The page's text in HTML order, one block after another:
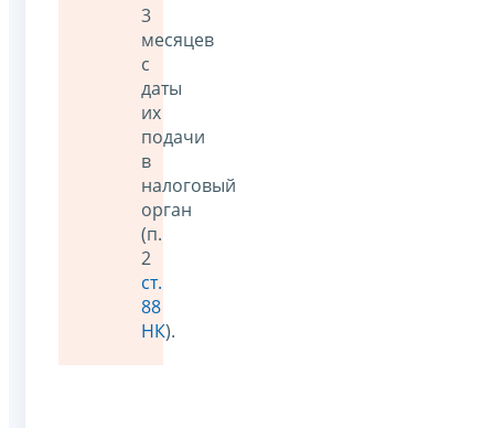
3
месяцев
с
даты
их
подачи
в
налоговый
орган
(п.
2
ст.
88
НК).